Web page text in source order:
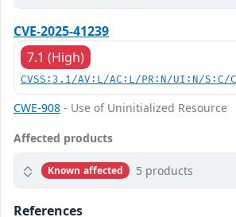
CVE-2025-41239
7.1 (High)
CVSS:3.1/AV:L/AC:L/PR:N/UI:N/S:C/
CWE-908 - Use of Uninitialized Resource
Affected products
Known affected 5 products
References